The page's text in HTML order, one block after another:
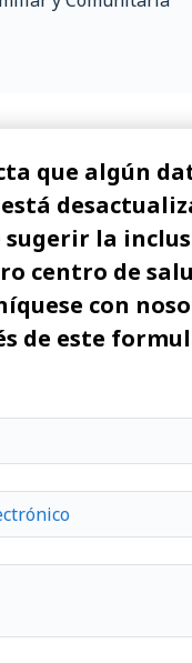
que algún
sugerir la
centro de
con
de este